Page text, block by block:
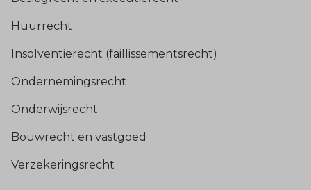
Huurrecht
Insolventierecht (faillissementsrecht)
Ondernemingsrecht
Onderwijsrecht
Bouwrecht en vastgoed
Verzekeringsrecht